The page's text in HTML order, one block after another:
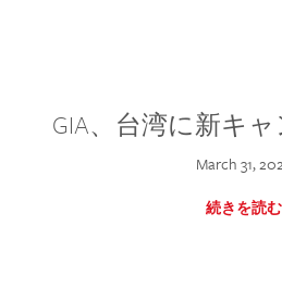
GIA、台湾に新キ
March 31,
続きを読む